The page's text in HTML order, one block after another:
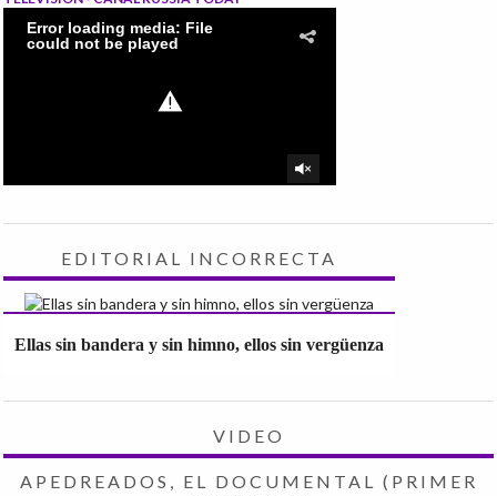
EDITORIAL INCORRECTA
Ellas sin bandera y sin himno, ellos sin vergüenza
VIDEO
APEDREADOS, EL DOCUMENTAL (PRIMER